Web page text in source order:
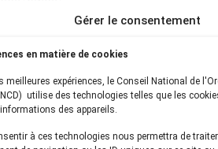
Gérer le consentement
en matière de cookies
meilleures expériences, le Conseil National de
utilise des technologies telles que les
des appareils.
à ces technologies nous permettra de